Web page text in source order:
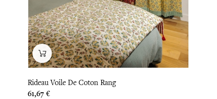
Rideau Voile De Coton Rang
Prix
61,67 €